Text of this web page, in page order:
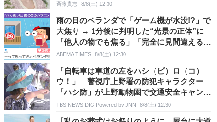
斉藤貴志 8/8(土) 12:30
雨の日のベランダで「ゲーム機が水没!?」で
大焦り → 1分後に判明した“光景の正体”に
「他人の物でも焦る」「完全に見間違える」
など反響
ABEMA TIMES 8/8(土) 12:30
「自転車は車道の左をハシ（ビ）ロ（コ）
ウ！」 警視庁上野署の防犯キャラクター
「ハシ防」が上野動物園で交通安全キャンペ
ーン
TBS NEWS DIG Powered by JNN 8/8(土) 12:30